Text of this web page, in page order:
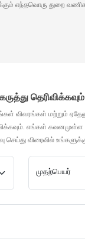
எந்தவொரு துறை
கருத்து தெரிவிக்கவும்
விவரங்கள் மற்றும்
எங்கள் கவனமுள்ள
செய்து விரைவில்
முதற்பெயர்